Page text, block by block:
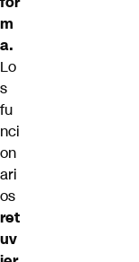
m
a.
Lo
s
fu
nci
on
ari
os
ret
uv